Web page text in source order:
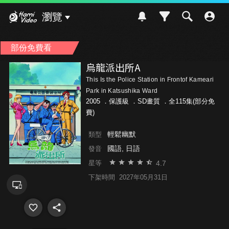
瀏覽
部份免費看
烏龍派出所A
This Is the Police Station in Frontof Kameari
Park in Katsushika Ward
2005 ． 保護級
．SD畫質 ．全115集(部分免
費)
類型 輕鬆幽默
發音 國語, 日語
星等 4.7
下架時間 2027年05月31日